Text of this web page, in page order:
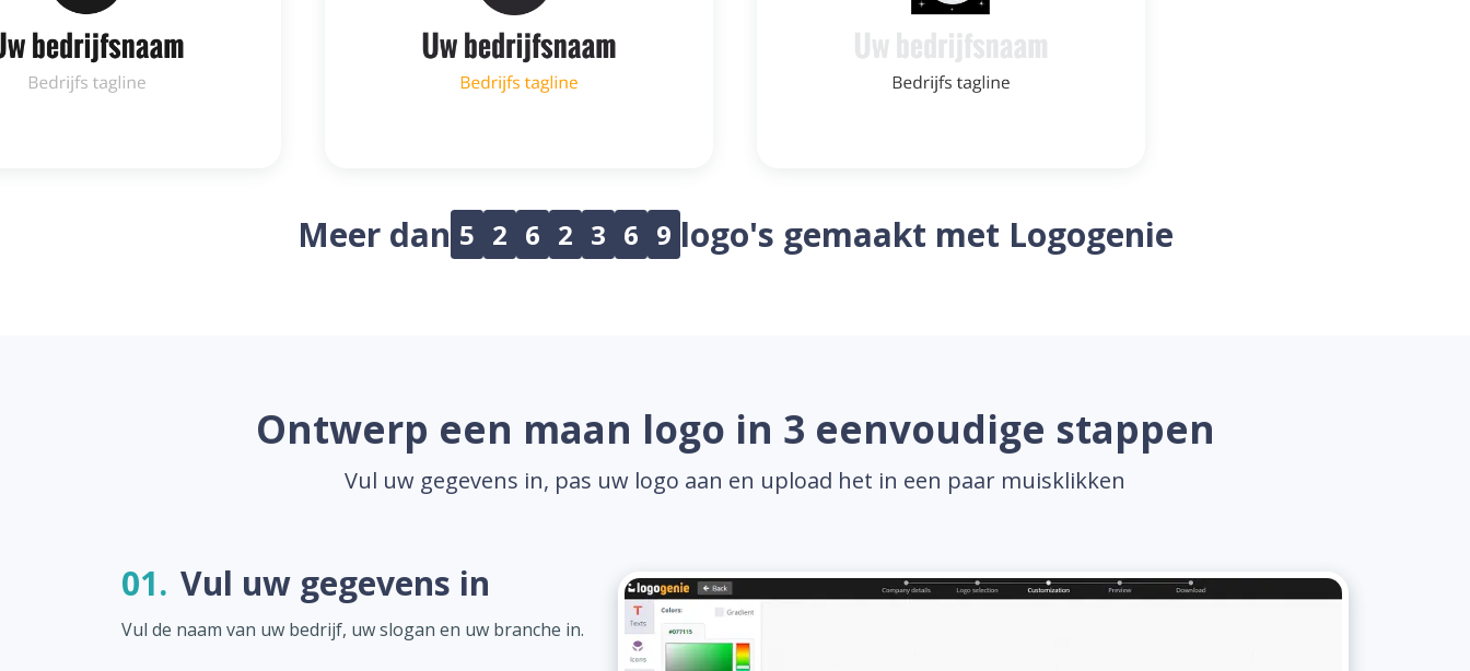
Meer dan 5 2 6 2 3 6 9 logo's gemaakt met Logogenie
Ontwerp een maan logo in 3 eenvoudige stappen
Vul uw gegevens in, pas uw logo aan en upload het in een paar muisklikken
01. Vul uw gegevens in
Vul de naam van uw bedrijf, uw slogan en uw branche in.